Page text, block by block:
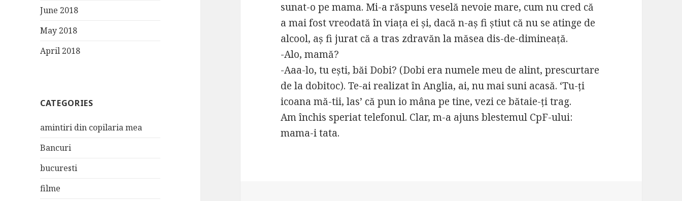
June 2018
May 2018
April 2018
CATEGORIES
amintiri din copilaria mea
Bancuri
bucuresti
filme
sunat-o pe mama. Mi-a răspuns veselă nevoie mare, cum nu cred că
a mai fost vreodată în viața ei și, dacă n-aș fi știut că nu se atinge de
alcool, aș fi jurat că a tras zdravăn la măsea dis-de-dimineață.
-Alo, mamă?
-Aaa-lo, tu ești, băi Dobi? (Dobi era numele meu de alint, prescurtare
de la dobitoc). Te-ai realizat în Anglia, ai, nu mai suni acasă. ‘Tu-ți
icoana mă-tii, las’ că pun io mâna pe tine, vezi ce bătaie-ți trag.
Am închis speriat telefonul. Clar, m-a ajuns blestemul CpF-ului:
mama-i tata.